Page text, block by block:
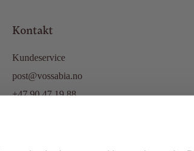
Kontakt
Kundeservice
post@vossabia.no
+47 90 47 19 88
Norway